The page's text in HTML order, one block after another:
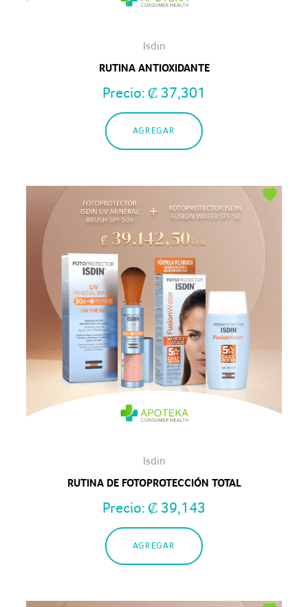
Isdin
RUTINA ANTIOXIDANTE
Precio: ₡ 37,301
AGREGAR
Isdin
RUTINA DE FOTOPROTECCIÓN TOTAL
Precio: ₡ 39,143
AGREGAR